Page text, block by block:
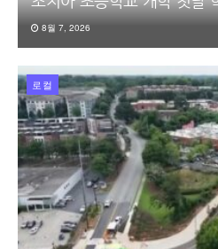
8월 7, 2026
로컬